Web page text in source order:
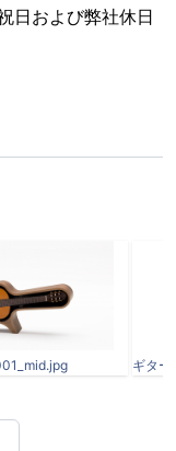
日および弊社休日